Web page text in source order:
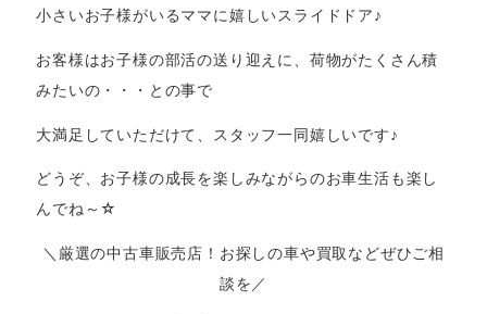
小さいお子様がいるママに嬉しいスライドドア♪
お客様はお子様の部活の送り迎えに、荷物がたくさん積
みたいの・・・との事で
大満足していただけて、スタッフ一同嬉しいです♪
どうぞ、お子様の成長を楽しみながらのお車生活も楽し
んでね～☆
＼厳選の中古車販売店！お探しの車や買取などぜひご相
談を／